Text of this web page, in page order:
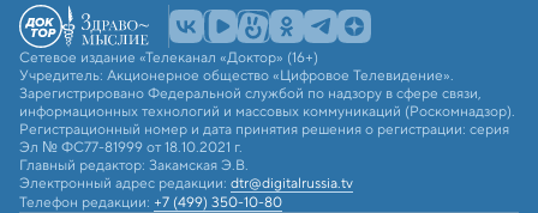
Сетевое издание «Телеканал «Доктор» (16+)
Учредитель: Акционерное общество «Цифровое Телевидение».
Зарегистрировано Федеральной службой по надзору в сфере связи,
информационных технологий и массовых коммуникаций (Роскомнадзор).
Регистрационный номер и дата принятия решения о регистрации: серия
Эл № ФС77-81999 от 18.10.2021 г.
Главный редактор: Закамская Э.В.
Электронный адрес редакции: dtr@digitalrussia.tv
Телефон редакции: +7 (499) 350-10-80